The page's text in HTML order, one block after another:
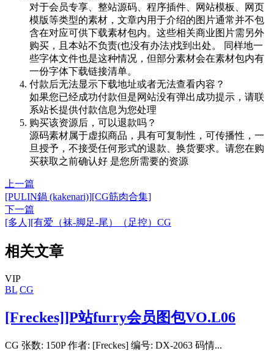
对于会员专享、整站源码、程序插件、网站模板、网页
模版等类型的素材，文章内用于介绍的图片通常并不包
含在对应可供下载素材包内。这些相关商业图片需另外
购买，且本站不负责(也没有办法)找到出处。 同样地一
些字体文件也是这种情况，但部分素材会在素材包内有
一份字体下载链接清单。
付款后无法显示下载地址或者无法查看内容？
如果您已经成功付款但是网站没有弹出成功提示，请联
系站长提供付款信息为您处理
购买该资源后，可以退款吗？
源码素材属于虚拟商品，具有可复制性，可传播性，一
旦授予，不接受任何形式的退款、换货要求。请您在购
买获取之前确认好 是您所需要的资源
上一篇
[PULIN鍋 (kakenari)][CG筋肉合集]
下一篇
[多人][有爱（袜-脚足-尾）（足控）CG
相关文章
VIP
BL CG
[Freckes]]P站furry会员图包VO.L06
CG 张数: 150P 作者: [Freckes] 编号: DX-2063 码情...